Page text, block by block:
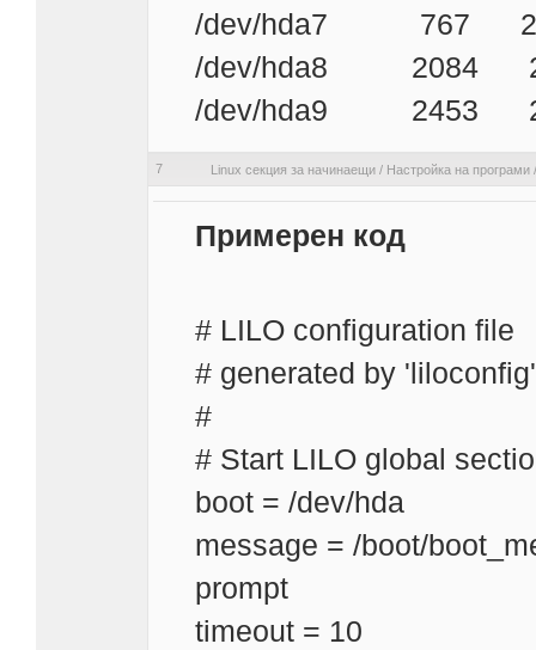
/dev/hda7 767
/dev/hda8 2084
/dev/hda9 2453
7 Linux секция за начинаещи / Настройка на програми
Примерен код
# LILO configuration file
# generated by 'liloconfig'
#
# Start LILO global
boot = /dev/hda
message = /boot/
prompt
timeout = 10